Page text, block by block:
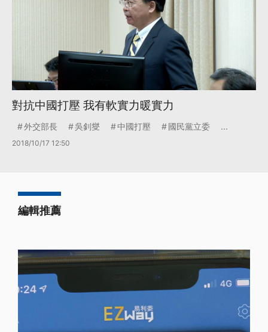
對抗中國打壓 我有軟實力暖實力
外交部長 吳釗燮 中國打壓 國民黨立委 ...
2018/10/17 12:50
編輯推薦